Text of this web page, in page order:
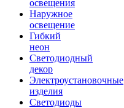
освещения
Наружное
освещение
Гибкий
неон
Светодиодный
декор
Электроустановочные
изделия
Светодиоды